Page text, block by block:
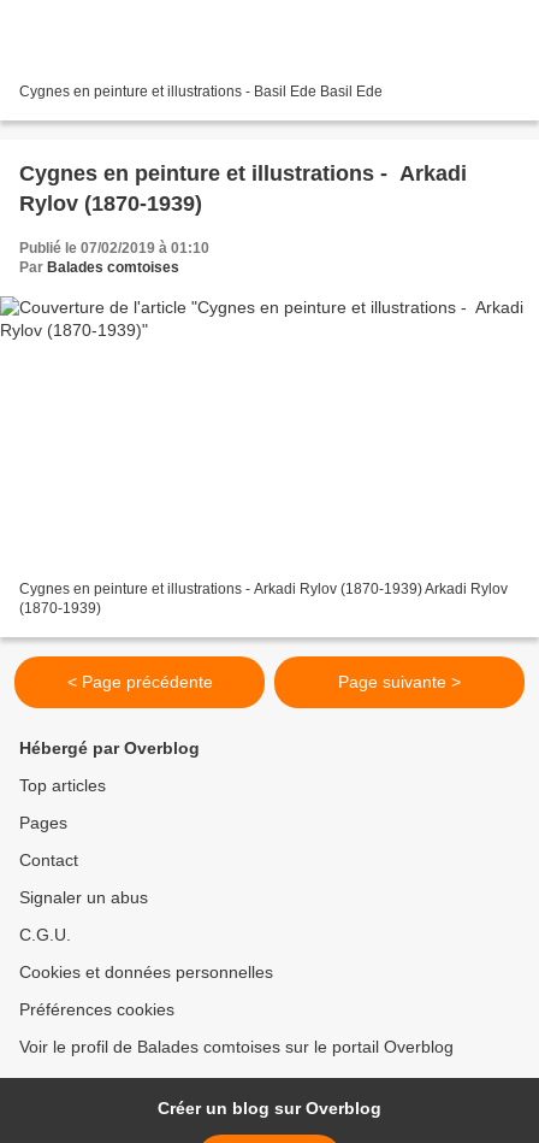
Cygnes en peinture et illustrations - Basil Ede Basil Ede
Cygnes en peinture et illustrations - Arkadi
Rylov (1870-1939)
Publié le 07/02/2019 à 01:10
Par Balades comtoises
Cygnes en peinture et illustrations - Arkadi Rylov (1870-1939) Arkadi Rylov
(1870-1939)
< Page précédente Page suivante >
Hébergé par Overblog
Top articles
Pages
Contact
Signaler un abus
C.G.U.
Cookies et données personnelles
Préférences cookies
Voir le profil de Balades comtoises sur le portail Overblog
Créer un blog sur Overblog